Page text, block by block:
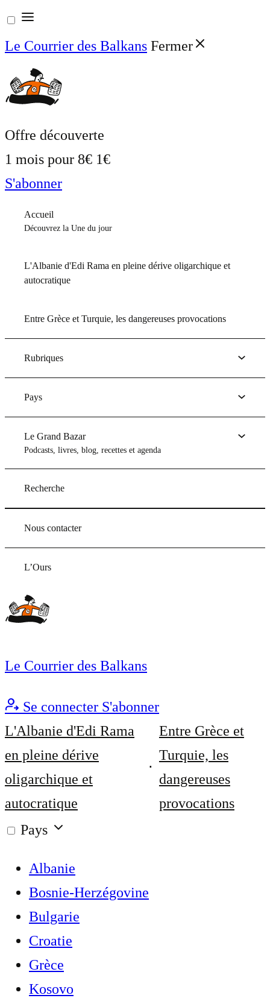
Aller
au
contenu
Le Courrier des Balkans Fermer
Offre découverte
1 mois pour 8€ 1€
S'abonner
Accueil
Découvrez la Une du jour
L'Albanie d'Edi Rama en pleine dérive oligarchique et
autocratique
Entre Grèce et Turquie, les dangereuses provocations
Rubriques
Pays
Le Grand Bazar
Podcasts, livres, blog, recettes et agenda
Recherche
Nous contacter
L’Ours
Le Courrier des Balkans
Se connecter S'abonner
L'Albanie d'Edi Rama
en pleine dérive
oligarchique et
autocratique
Entre Grèce et
Turquie, les
dangereuses
provocations
Pays
Albanie
Bosnie-Herzégovine
Bulgarie
Croatie
Grèce
Kosovo